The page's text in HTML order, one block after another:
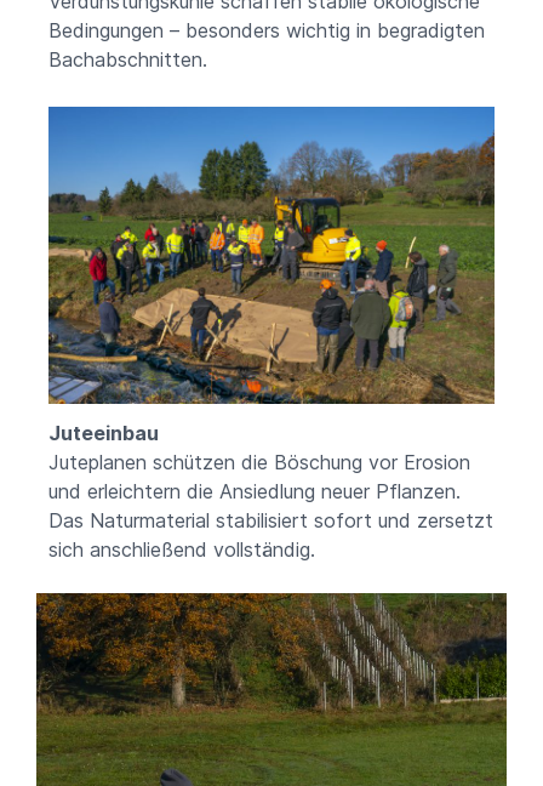
Bedingungen – besonders wichtig in begradigten
Bachabschnitten.
Juteeinbau
Juteplanen schützen die Böschung vor Erosion
und erleichtern die Ansiedlung neuer Pflanzen.
Das Naturmaterial stabilisiert sofort und zersetzt
sich anschließend vollständig.